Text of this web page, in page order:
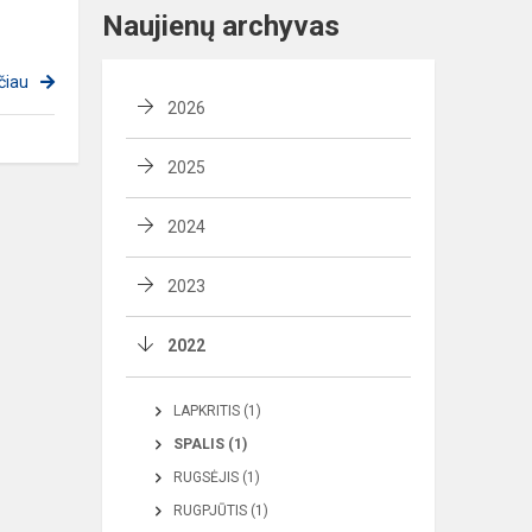
Naujienų archyvas
2026
2025
2024
2023
2022
LAPKRITIS (1)
SPALIS (1)
RUGSĖJIS (1)
RUGPJŪTIS (1)